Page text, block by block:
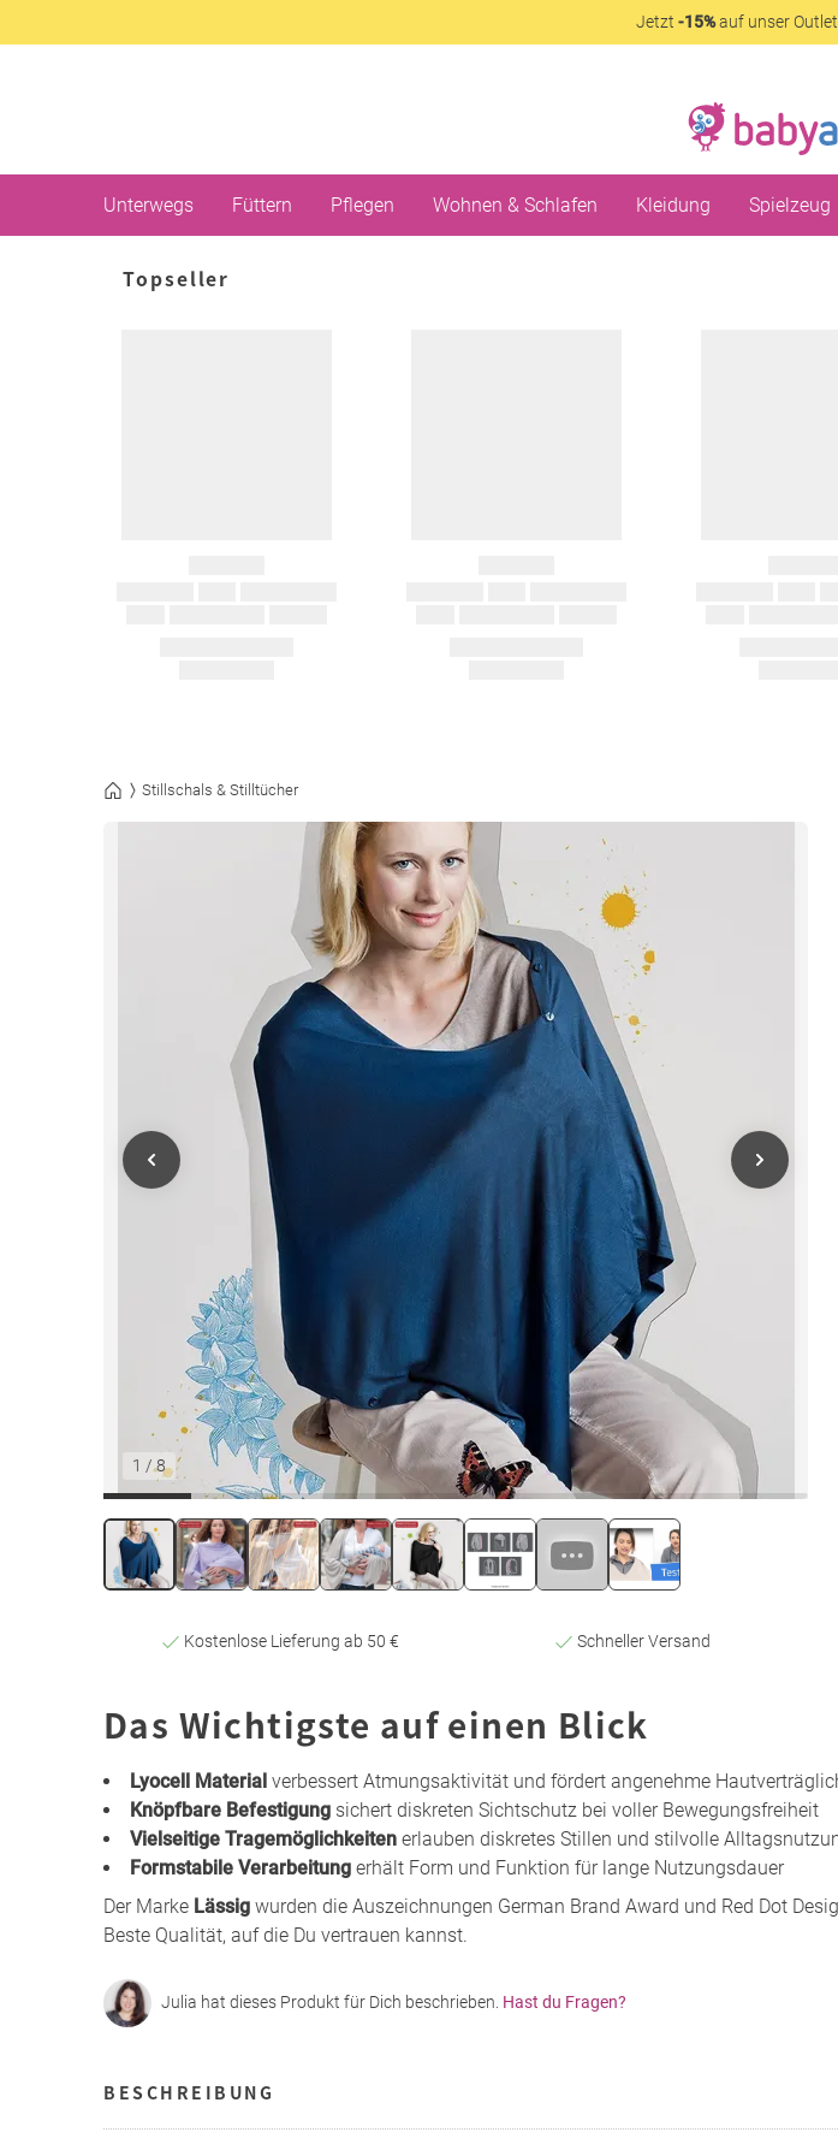
Jetzt -15%auf unser
Unterwegs Füttern Pflegen Wohnen & Schlafen Kleidung Spielzeug
Topseller
Stillschals & Stilltücher
1 /8
Kostenlose Lieferung ab 50 € Schneller Versand
Das Wichtigste auf einen Blick
Lyocell Material verbessert Atmungsaktivität und fördert angenehme
Knöpfbare Befestigung sichert diskreten Sichtschutz bei voller Bewegungsfreiheit
Vielseitige Tragemöglichkeiten erlauben diskretes Stillen und stilvolle
Formstabile Verarbeitung erhält Form und Funktion für lange Nutzungsdauer
Der Marke Lässig wurden die Auszeichnungen German Brand Award und Red Dot
Beste Qualität, auf die Du vertrauen kannst.
Julia hat dieses Produkt für Dich beschrieben. Hast du Fragen?
BESCHREIBUNG